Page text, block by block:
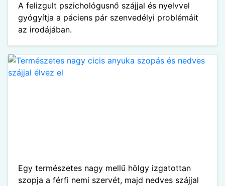
A felizgult pszichológusnő szájjal és nyelvvel
gyógyítja a páciens pár szenvedélyi problémáit
az irodájában.
Egy természetes nagy mellű hölgy izgatottan
szopja a férfi nemi szervét, majd nedves szájjal